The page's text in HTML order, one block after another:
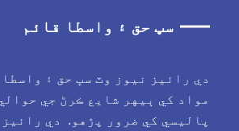
سڀ حق ۽ واسطا قائم
دي رائيز نيوز وٽ سڀ حق ۽
مواد کي ٻيهر شايع ڪرڻ جي
پاليسي کي ضرور پڙهو. دي رائيز